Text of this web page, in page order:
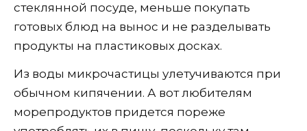
стеклянной посуде, меньше покупать
готовых блюд на вынос и не разделывать
продукты на пластиковых досках.
Из воды микрочастицы улетучиваются при
обычном кипячении. А вот любителям
морепродуктов придется пореже